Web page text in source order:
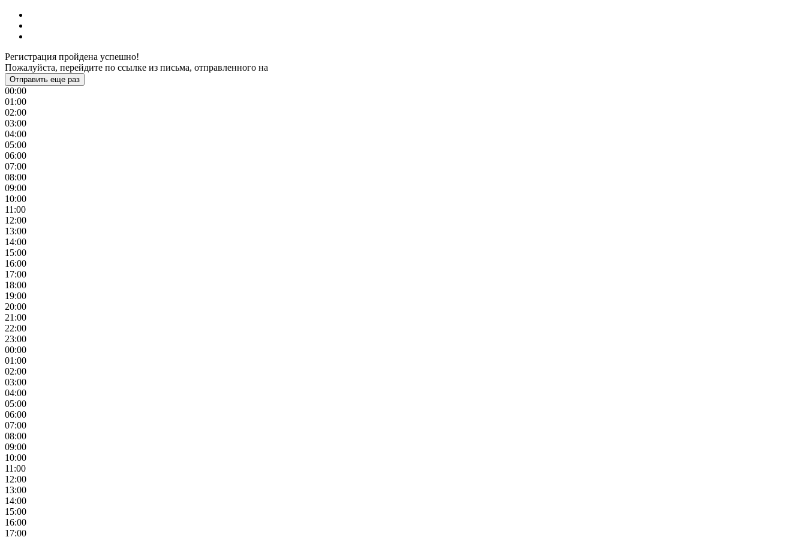
Регистрация пройдена успешно!
Пожалуйста, перейдите по ссылке из письма, отправленного на
Отправить еще раз
00:00
01:00
02:00
03:00
04:00
05:00
06:00
07:00
08:00
09:00
10:00
11:00
12:00
13:00
14:00
15:00
16:00
17:00
18:00
19:00
20:00
21:00
22:00
23:00
00:00
01:00
02:00
03:00
04:00
05:00
06:00
07:00
08:00
09:00
10:00
11:00
12:00
13:00
14:00
15:00
16:00
17:00